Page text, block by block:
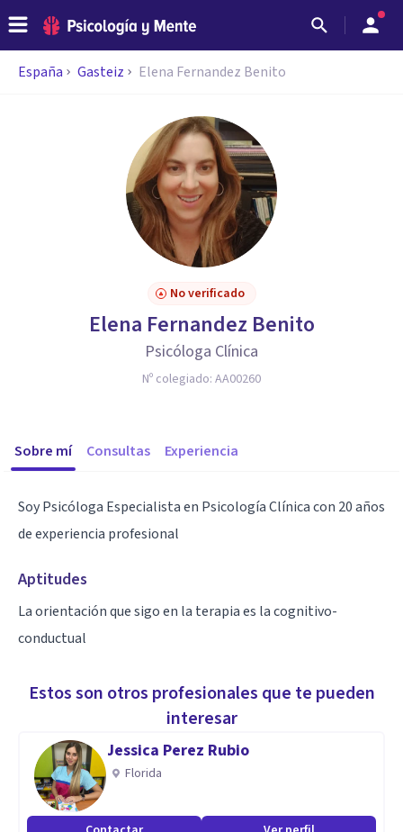
España Gasteiz Elena Fernandez Benito
No verificado
Elena Fernandez Benito
Psicóloga Clínica
Nº colegiado: AA00260
Sobre mí Consultas Experiencia
Soy Psicóloga Especialista en Psicología Clínica con 20 años
de experiencia profesional
Aptitudes
La orientación que sigo en la terapia es la cognitivo-
conductual
Estos son otros profesionales que te pueden
interesar
Jessica Perez Rubio
Florida